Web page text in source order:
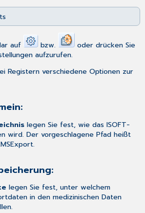
auf bzw.
oder drücken Sie
aufzurufen.
Registern verschiedene Optionen zur
legen Sie fest, wie das ISOFT-
wird. Der vorgeschlagene Pfad heißt
legen Sie fest, unter welchem
in den medizinischen Daten